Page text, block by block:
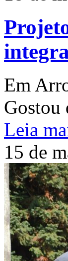
Em
Gostou
Leia
15 de